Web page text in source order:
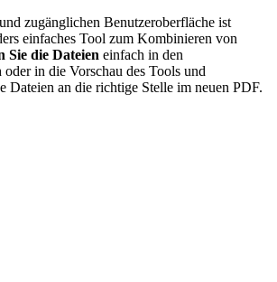
zugänglichen Benutzeroberfläche ist
einfaches Tool zum Kombinieren von
Sie die Dateien einfach in den
in die Vorschau des Tools und
Dateien an die richtige Stelle im neuen PDF.